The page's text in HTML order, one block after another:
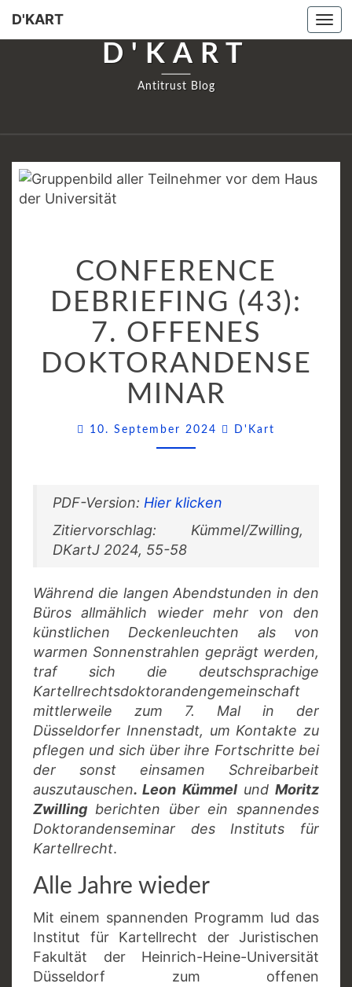
D'KART
D'KART
Antitrust Blog
DEBRIEFING
(43):
7.
OFFENES
CONFERENCE
DEBRIEFING (43):
7. OFFENES
DOKTORANDENSE
MINAR
10. September 2024 D'Kart
PDF-Version: Hier klicken
Zitiervorschlag: Kümmel/Zwilling,
DKartJ 2024, 55-58
Während die langen Abendstunden in den
Büros allmählich wieder mehr von den
künstlichen Deckenleuchten als von
warmen Sonnenstrahlen geprägt werden,
traf sich die deutschsprachige
Kartellrechtsdoktorandengemeinschaft
mittlerweile zum 7. Mal in der
Düsseldorfer Innenstadt, um Kontakte zu
pflegen und sich über ihre Fortschritte bei
der sonst einsamen Schreibarbeit
auszutauschen. Leon Kümmelund Moritz
Zwilling berichten über ein spannendes
Doktorandenseminar des Instituts für
Kartellrecht.
Alle Jahre wieder
Mit einem spannenden Programm lud das
Institut für Kartellrecht der Juristischen
Fakultät der Heinrich-Heine-Universität
Düsseldorf zum offenen